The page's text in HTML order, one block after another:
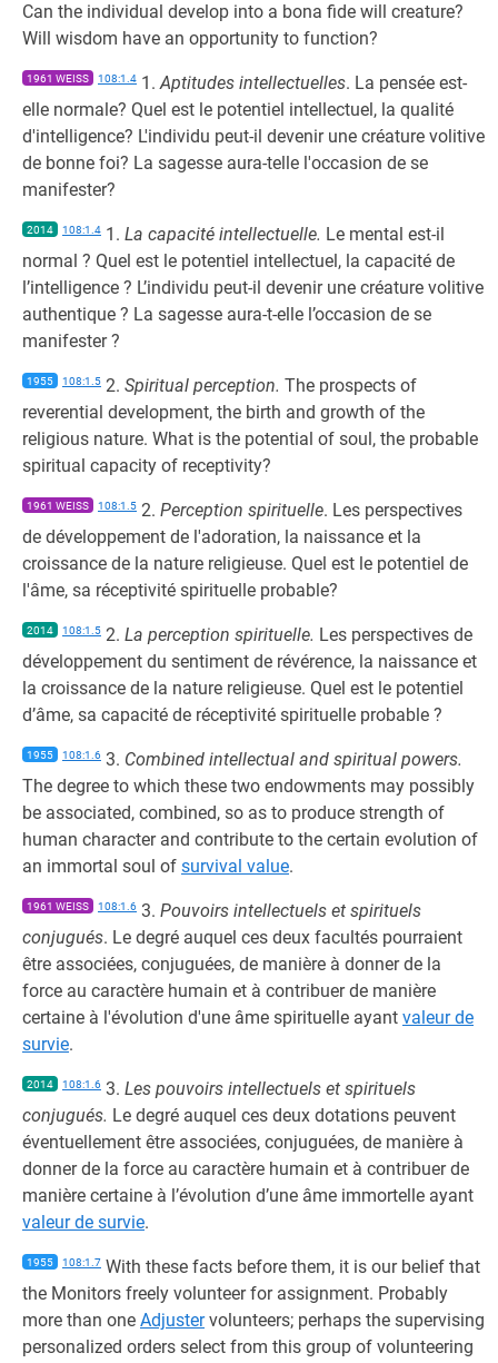
Can the individual develop into a bona fide will creature?
Will wisdom have an opportunity to function?
1961 WEISS 108:1.4 1.Aptitudes intellectuelles. La pensée est-
elle normale? Quel est le potentiel intellectuel, la qualité
d'intelligence? L'individu peut-il devenir une créature volitive
de bonne foi? La sagesse aura-telle l'occasion de se
manifester?
2014 108:1.4 1. La capacité intellectuelle. Le mental est-il
normal ? Quel est le potentiel intellectuel, la capacité de
l’intelligence ? L’individu peut-il devenir une créature volitive
authentique ? La sagesse aura-t-elle l’occasion de se
manifester ?
1955 108:1.5 2. Spiritual perception. The prospects of
reverential development, the birth and growth of the
religious nature. What is the potential of soul, the probable
spiritual capacity of receptivity?
1961 WEISS 108:1.5 2. Perception spirituelle. Les perspectives
de développement de l'adoration, la naissance et la
croissance de la nature religieuse. Quel est le potentiel de
l'âme, sa réceptivité spirituelle probable?
2014 108:1.5 2. La perception spirituelle. Les perspectives de
développement du sentiment de révérence, la naissance et
la croissance de la nature religieuse. Quel est le potentiel
d’âme, sa capacité de réceptivité spirituelle probable ?
1955 108:1.6 3. Combined intellectual and spiritual powers.
The degree to which these two endowments may possibly
be associated, combined, so as to produce strength of
human character and contribute to the certain evolution of
an immortal soul of survival value.
1961 WEISS 108:1.6 3. Pouvoirs intellectuels et spirituels
conjugués. Le degré auquel ces deux facultés pourraient
être associées, conjuguées, de manière à donner de la
force au caractère humain et à contribuer de manière
certaine à l'évolution d'une âme spirituelle ayant valeur de
survie.
2014 108:1.6 3. Les pouvoirs intellectuels et spirituels
conjugués. Le degré auquel ces deux dotations peuvent
éventuellement être associées, conjuguées, de manière à
donner de la force au caractère humain et à contribuer de
manière certaine à l’évolution d’une âme immortelle ayant
valeur de survie.
1955 108:1.7 With these facts before them, it is our belief that
the Monitors freely volunteer for assignment. Probably
more than one Adjustervolunteers; perhaps the supervising
personalized orders select from this group of volunteering